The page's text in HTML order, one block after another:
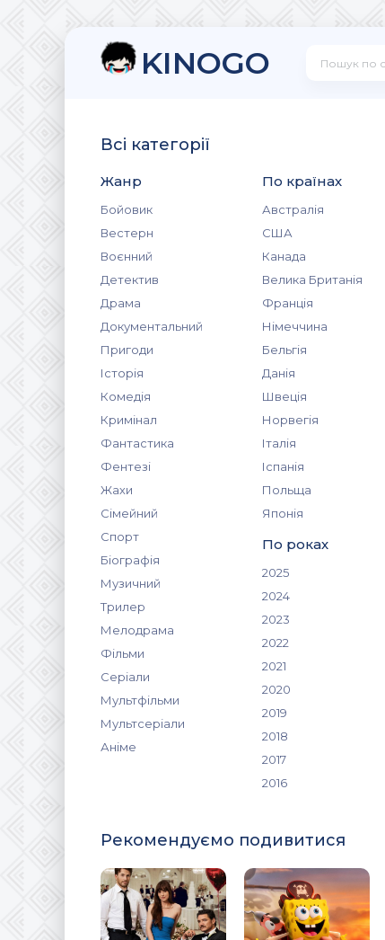
KINOGO
Всі категорії
Жанр
Бойовик
Вестерн
Воєнний
Детектив
Драма
Документальний
Пригоди
Історія
Комедія
Кримінал
Фантастика
Фентезі
Жахи
Сімейний
Спорт
Біографія
Музичний
Трилер
Мелодрама
Фільми
Серіали
Мультфільми
Мультсеріали
Аніме
По країнах
Австралія
США
Канада
Велика Британія
Франція
Німеччина
Бельгія
Данія
Швеція
Норвегія
Італія
Іспанія
Польща
Японія
По роках
2025
2024
2023
2022
2021
2020
2019
2018
2017
2016
Рекомендуємо подивитися